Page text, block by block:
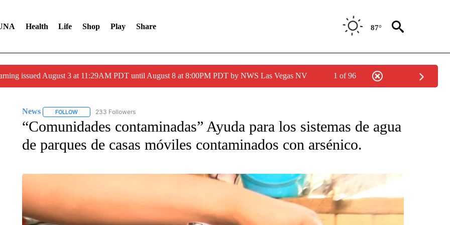
Health Life Shop Play Share 87°
issued August 3 at 11:29AM PDT until August 8 at 8:00PM PDT by NWS Las Vegas NV 1 of 96
News FOLLOWFOLLOW "NEWS" TO RECEIVE NOTIFICATIONS ABOUT NEW PAGES ON "NEWS".
233 Followers
“Comunidades contaminadas” Ayuda para los sistemas de agua
de parques de casas móviles contaminados con arsénico.